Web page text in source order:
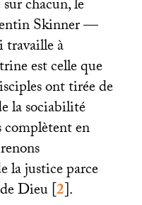
chacun, le
Skinner —
travaille à
est celle que
ont tirée de
la sociabilité
complètent en
la justice parce
Dieu[2].